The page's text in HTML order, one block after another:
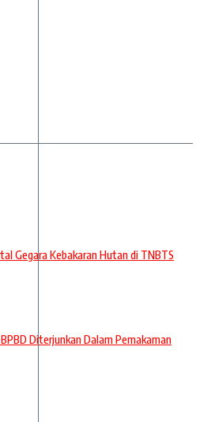
Gegara Kebakaran Hutan di TNBTS
Diterjunkan Dalam Pemakaman